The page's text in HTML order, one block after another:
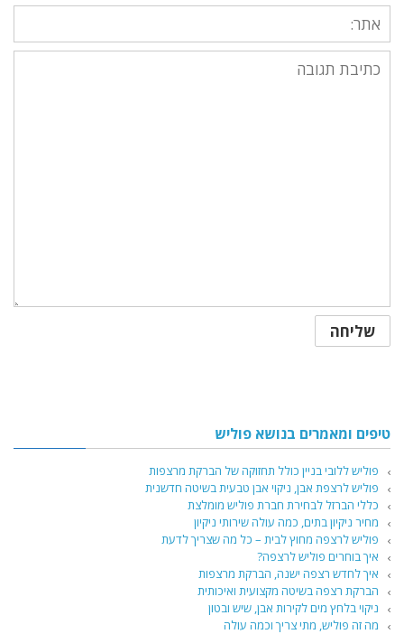
טיפים ומאמרים בנושא פוליש
פוליש ללובי בניין כולל תחזוקה של הברקת מרצפות
פוליש לרצפת אבן, ניקוי אבן טבעית בשיטה חדשנית
כללי הברזל לבחירת חברת פוליש מומלצת
מחיר ניקיון בתים, כמה עולה שירותי ניקיון
פוליש לרצפה מחוץ לבית – כל מה שצריך לדעת
איך בוחרים פוליש לרצפה?
איך לחדש רצפה ישנה, הברקת מרצפות
הברקת רצפה בשיטה מקצועית ואיכותית
ניקוי בלחץ מים לקירות אבן, שיש ובטון
מה זה פוליש, מתי צריך וכמה עולה